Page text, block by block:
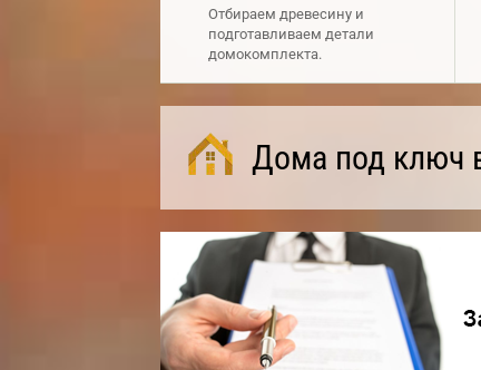
Отбираем древесину и
подготавливаем детали
домокомплекта.
Дома под ключ